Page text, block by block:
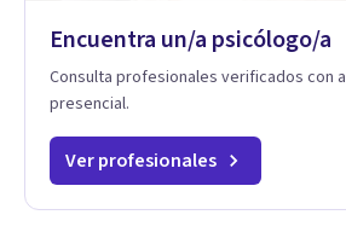
Encuentra un/a psicólogo/a
Consulta profesionales verificados con
presencial.
Ver profesionales